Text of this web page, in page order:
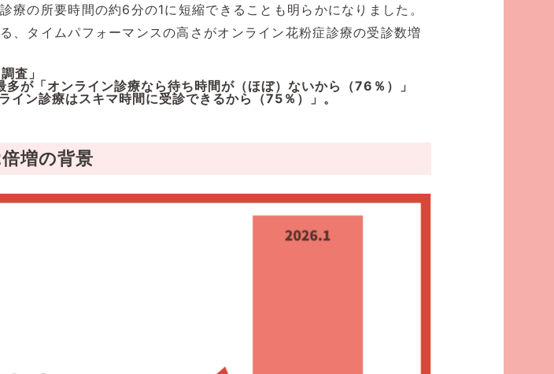
の所要時間の約6分の1に短縮できることも明らかになりました。
、タイムパフォーマンスの高さがオンライン花粉症診療の受診数増
査」
が「オンライン診療なら待ち時間が（ほぼ）ないから（76％）」
イン診療はスキマ時間に受診できるから（75％）」。
増の背景